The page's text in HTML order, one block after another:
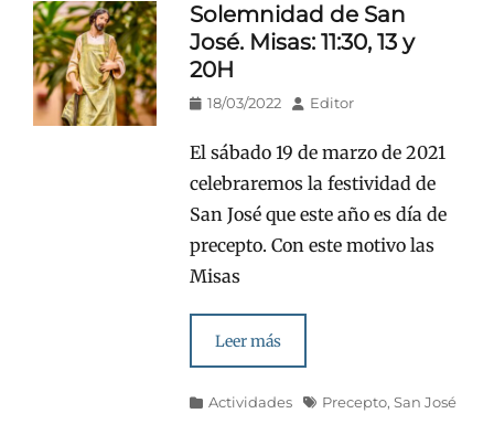
Solemnidad de San
José. Misas: 11:30, 13 y
20H
Publicado
18/03/2022 AutorEditor
El sábado 19 de marzo de 2021
celebraremos la festividad de
San José que este año es día de
precepto. Con este motivo las
Misas
Leer más
Categorías
Actividades Etiquetas
Precepto,San José